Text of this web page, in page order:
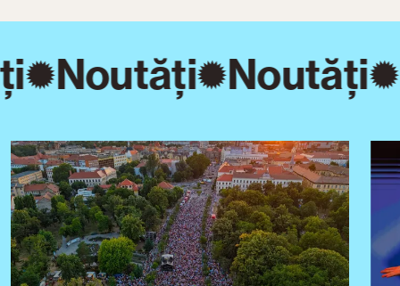
Noutăți Noutăți